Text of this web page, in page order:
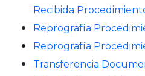
Recibida
Reprografía
Reprografía
Transferencia